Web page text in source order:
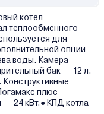
котел
теплообменного
для
опции
воды. Камера
бак ― 12 л.
плюс
― 24 кВт.● КПД котла ―